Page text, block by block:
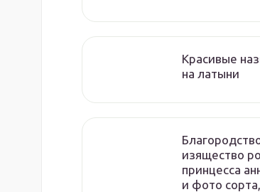
Красивые
на латыни
изящество
принцесса
и фото